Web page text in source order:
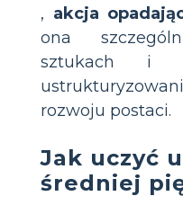
, akcja
ona
sztukach i
rozwoju postaci.
Jak uczyć
średniej